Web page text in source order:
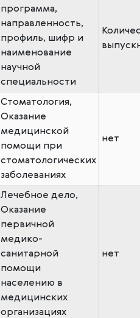
программа,
направленность,
профиль, шифр и
наименование
научной
специальности
Стоматология,
Оказание
медицинской
помощи при
стоматологических
заболеваниях
нет
Лечебное дело,
Оказание
первичной
медико-
санитарной
помощи
населению в
медицинских
организациях
нет